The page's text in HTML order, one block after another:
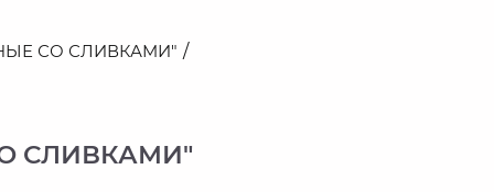
СО СЛИВКАМИ"
СЛИВКАМИ"